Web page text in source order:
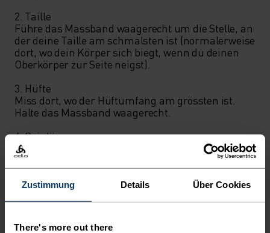
Zustimmung Details Über Cookies
There's more out there
2. Taille
Führe das Massband waagerecht um die Stelle, an
der deine Taille am schmalsten ist (normalerweise
dort, wo dein Körper sich biegt, wenn du deinen
Oberkörper zur Seite neigst).
3. Hüfte
Miss dort, wo der Hüftumfang am grössten ist.
Halte das Massband waagerecht.
4. Beinlänge
Miss an der Beininnenseite von oben bis zu den
Fusssohlen.